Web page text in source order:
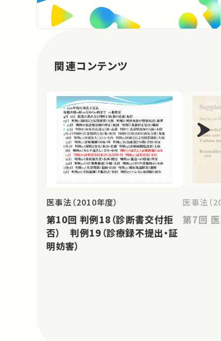
関連コンテンツ
医事法（2010年度）
第10回 判例18（診断書交付拒
否） 判例19（診療録不提出・証
明妨害）
医事法（
第